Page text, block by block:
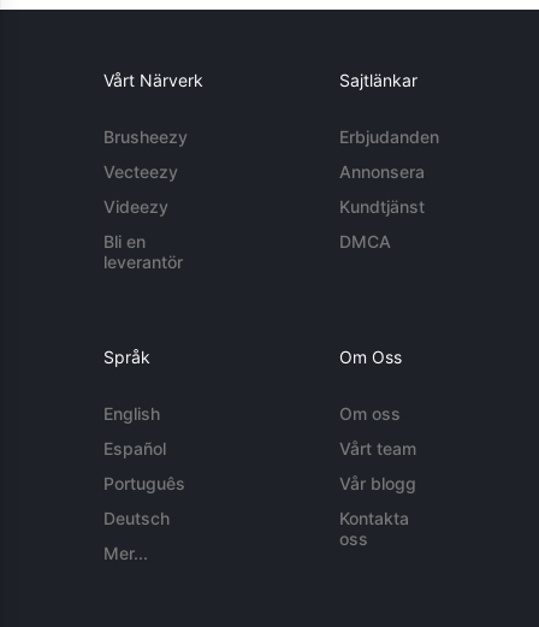
Vårt Närverk
Brusheezy
Vecteezy
Videezy
Bli en
leverantör
Sajtlänkar
Erbjudanden
Annonsera
Kundtjänst
DMCA
Språk
English
Español
Português
Deutsch
Mer...
Om Oss
Om oss
Vårt team
Vår blogg
Kontakta
oss